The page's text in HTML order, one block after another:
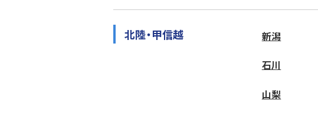
北陸・甲信越 新潟
石川
山梨